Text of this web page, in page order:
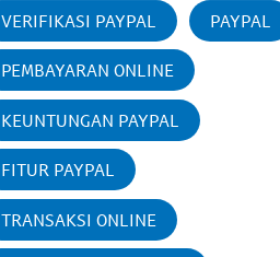
VERIFIKASI PAYPAL PAYPAL
PEMBAYARAN ONLINE
KEUNTUNGAN PAYPAL
FITUR PAYPAL
TRANSAKSI ONLINE